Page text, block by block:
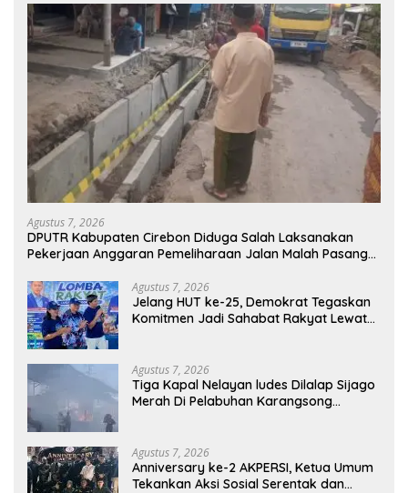
Agustus 7, 2026
DPUTR Kabupaten Cirebon Diduga Salah Laksanakan
Pekerjaan Anggaran Pemeliharaan Jalan Malah Pasang
Agustus 7, 2026
Jelang HUT ke-25, Demokrat Tegaskan
Komitmen Jadi Sahabat Rakyat Lewat
Agustus 7, 2026
Tiga Kapal Nelayan ludes Dilalap Sijago
Merah Di Pelabuhan Karangsong
Agustus 7, 2026
Anniversary ke-2 AKPERSI, Ketua Umum
Tekankan Aksi Sosial Serentak dan